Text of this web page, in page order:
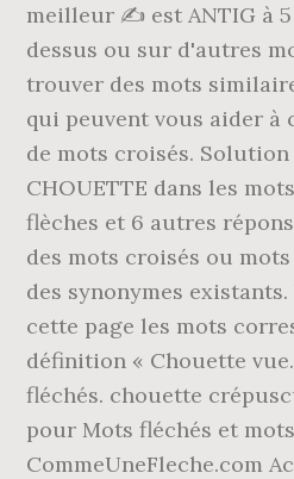
meilleur ✍ est ANTIG à
dessus ou sur d'autres
trouver des mots
qui peuvent vous aider à
de mots croisés. Solution
CHOUETTE dans les
flèches et 6 autres
des mots croisés ou
des synonymes
cette page les mots
définition « Chouette
fléchés. chouette
pour Mots fléchés et
CommeUneFleche.com